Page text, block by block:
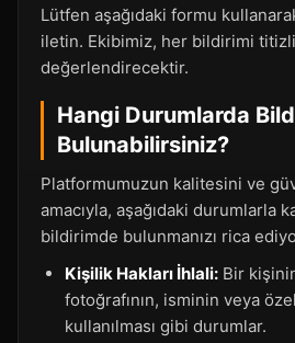
Lütfen aşağıdaki formu
iletin. Ekibimiz, her bildirimi
değerlendirecektir.
Hangi Durumlarda
Bulunabilirsiniz?
Platformumuzun kalitesini ve
amacıyla, aşağıdaki durumlarla
bildirimde bulunmanızı rica
Kişilik Hakları İhlali: Bir
fotoğrafının, isminin veya
kullanılması gibi durumlar.